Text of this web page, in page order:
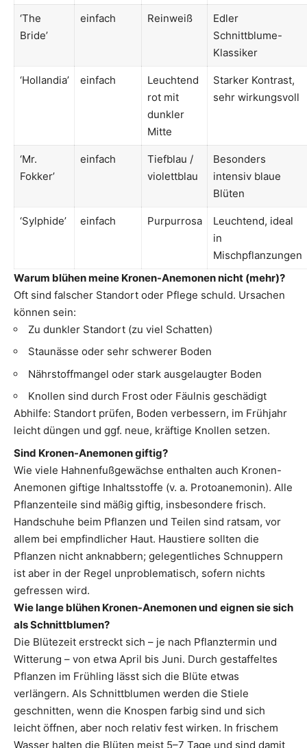
‘The
Bride’
einfach Reinweiß
Edler
Schnittblume-
Klassiker
‘Hollandia’ einfach
Leuchtend
rot mit
dunkler
Mitte
Starker Kontrast,
sehr wirkungsvoll
‘Mr.
Fokker’
einfach
Tiefblau /
violettblau
Besonders
intensiv blaue
Blüten
‘Sylphide’ einfach Purpurrosa
Leuchtend, ideal
in
Mischpflanzungen
Warum blühen meine Kronen-Anemonen nicht (mehr)?
Oft sind falscher Standort oder Pflege schuld. Ursachen
können sein:
Zu dunkler Standort (zu viel Schatten)
Staunässe oder sehr schwerer Boden
Nährstoffmangel oder stark ausgelaugter Boden
Knollen sind durch Frost oder Fäulnis geschädigt
Abhilfe: Standort prüfen, Boden verbessern, im Frühjahr
leicht düngen und ggf. neue, kräftige Knollen setzen.
Sind Kronen-Anemonen giftig?
Wie viele Hahnenfußgewächse enthalten auch Kronen-
Anemonen giftige Inhaltsstoffe (v. a. Protoanemonin). Alle
Pflanzenteile sind mäßig giftig, insbesondere frisch.
Handschuhe beim Pflanzen und Teilen sind ratsam, vor
allem bei empfindlicher Haut. Haustiere sollten die
Pflanzen nicht anknabbern; gelegentliches Schnuppern
ist aber in der Regel unproblematisch, sofern nichts
gefressen wird.
Wie lange blühen Kronen-Anemonen und eignen sie sich
als Schnittblumen?
Die Blütezeit erstreckt sich – je nach Pflanztermin und
Witterung – von etwa April bis Juni. Durch gestaffeltes
Pflanzen im Frühling lässt sich die Blüte etwas
verlängern. Als Schnittblumen werden die Stiele
geschnitten, wenn die Knospen farbig sind und sich
leicht öffnen, aber noch relativ fest wirken. In frischem
Wasser halten die Blüten meist 5–7 Tage und sind damit